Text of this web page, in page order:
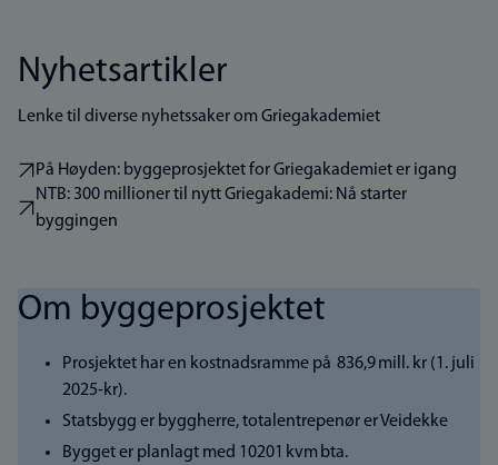
Nyhetsartikler
Lenke til diverse nyhetssaker om Griegakademiet
På Høyden: byggeprosjektet for Griegakademiet er igang
NTB: 300 millioner til nytt Griegakademi: Nå starter
byggingen
Om byggeprosjektet
Prosjektet har en kostnadsramme på 836,9 mill. kr (1. juli
2025-kr).
Statsbygg er byggherre, totalentrepenør er Veidekke
Bygget er planlagt med 10201 kvm bta.